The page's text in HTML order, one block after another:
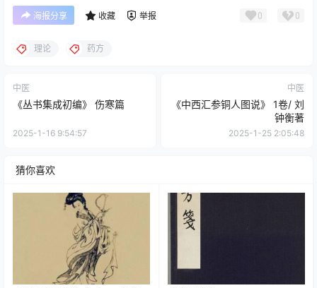
海报分享 收藏 举报 0 0
理论 药方
中医
《丛书集成初编》 伤寒篇
2025-1-16 9:54:57
中医
《中西汇参铜人图说》 1卷/ 刘
钟衡著
2025-1-25 2:05:48
猜你喜欢